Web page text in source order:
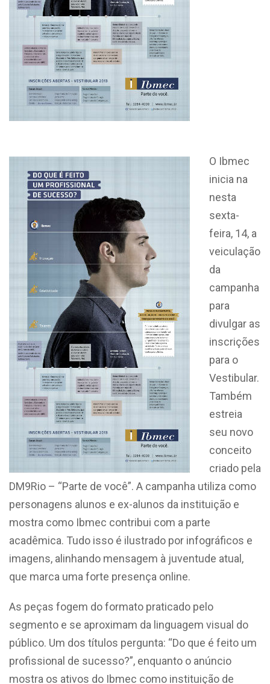
O Ibmec
inicia na
nesta
sexta-
feira, 14, a
veiculação
da
campanha
para
divulgar as
inscrições
para o
Vestibular.
Também
estreia
seu novo
conceito
criado pela
DM9Rio – “Parte de você”. A campanha utiliza como
personagens alunos e ex-alunos da instituição e
mostra como Ibmec contribui com a parte
acadêmica. Tudo isso é ilustrado por infográficos e
imagens, alinhando mensagem à juventude atual,
que marca uma forte presença online.
As peças fogem do formato praticado pelo
segmento e se aproximam da linguagem visual do
público. Um dos títulos pergunta: “Do que é feito um
profissional de sucesso?”, enquanto o anúncio
mostra os ativos do Ibmec como instituição de